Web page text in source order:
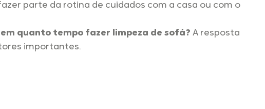
parte da rotina de cuidados com a casa ou com o
quanto tempo fazer limpeza de sofá? A resposta
importantes.